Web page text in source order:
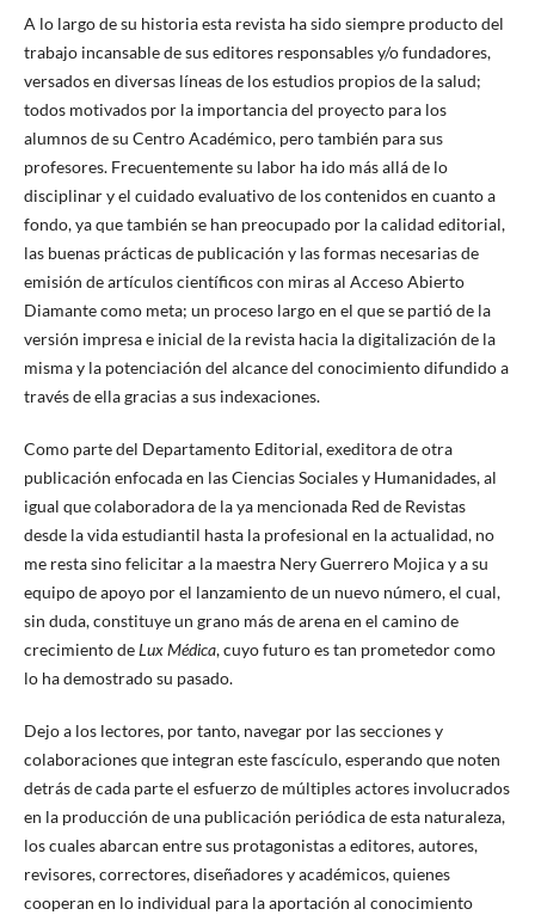
A lo largo de su historia esta revista ha sido siempre producto del
trabajo incansable de sus editores responsables y/o fundadores,
versados en diversas líneas de los estudios propios de la salud;
todos motivados por la importancia del proyecto para los
alumnos de su Centro Académico, pero también para sus
profesores. Frecuentemente su labor ha ido más allá de lo
disciplinar y el cuidado evaluativo de los contenidos en cuanto a
fondo, ya que también se han preocupado por la calidad editorial,
las buenas prácticas de publicación y las formas necesarias de
emisión de artículos científicos con miras al Acceso Abierto
Diamante como meta; un proceso largo en el que se partió de la
versión impresa e inicial de la revista hacia la digitalización de la
misma y la potenciación del alcance del conocimiento difundido a
través de ella gracias a sus indexaciones.
Como parte del Departamento Editorial, exeditora de otra
publicación enfocada en las Ciencias Sociales y Humanidades, al
igual que colaboradora de la ya mencionada Red de Revistas
desde la vida estudiantil hasta la profesional en la actualidad, no
me resta sino felicitar a la maestra Nery Guerrero Mojica y a su
equipo de apoyo por el lanzamiento de un nuevo número, el cual,
sin duda, constituye un grano más de arena en el camino de
crecimiento deLux Médica, cuyo futuro es tan prometedor como
lo ha demostrado su pasado.
Dejo a los lectores, por tanto, navegar por las secciones y
colaboraciones que integran este fascículo, esperando que noten
detrás de cada parte el esfuerzo de múltiples actores involucrados
en la producción de una publicación periódica de esta naturaleza,
los cuales abarcan entre sus protagonistas a editores, autores,
revisores, correctores, diseñadores y académicos, quienes
cooperan en lo individual para la aportación al conocimiento